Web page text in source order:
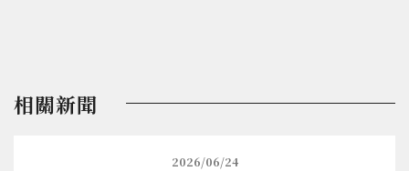
相關新聞
2026/06/24